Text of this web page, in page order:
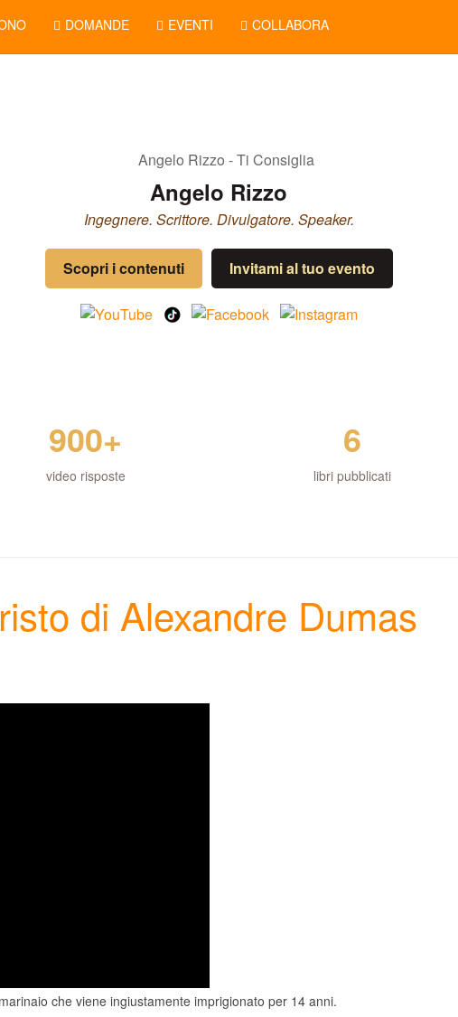
DOMANDE EVENTI COLLABORA
Angelo Rizzo
Ingegnere. Scrittore. Divulgatore. Speaker.
Scopri i contenuti Invitami al tuo evento
900+
video risposte
6
libri pubblicati
di Alexandre Dumas
che viene ingiustamente imprigionato per 14 anni.